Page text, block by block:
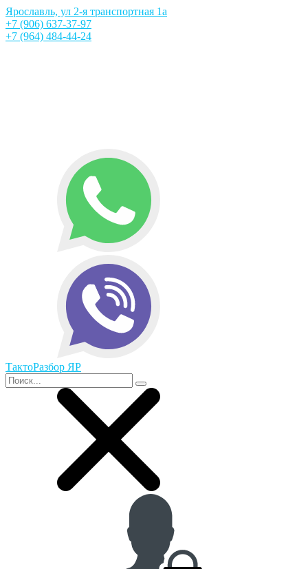
Ярославль, ул 2-я транспортная 1а
+7 (906) 637-37-97
+7 (964) 484-44-24
ТактоРазбор ЯР